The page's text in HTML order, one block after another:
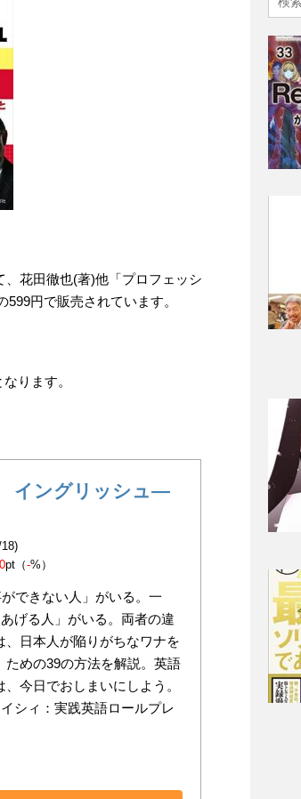
花田徹也(著)他「プロフェッシ
円で販売されています。
ります。
イングリッシュ―
0pt（-%）
できない人」がいる。一
げる人」がいる。両者の違
日本人が陥りがちなワナを
めの39の方法を解説。英語
今日でおしまいにしよう。
シィ：実践英語ロールプレ